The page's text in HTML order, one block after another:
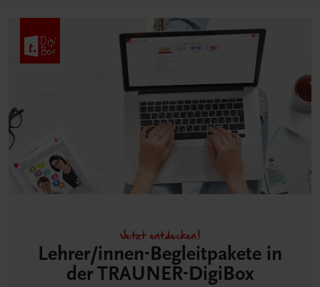
Jetzt entdecken!
Lehrer/innen-Begleitpakete in
der TRAUNER-DigiBox